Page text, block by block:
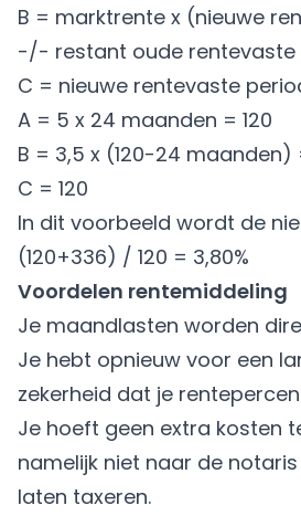
B = marktrente x (nieuwe
-/- restant oude rentevaste
C = nieuwe rentevaste
A = 5 x 24 maanden = 120
B = 3,5 x (120-24 maanden)
C = 120
In dit voorbeeld wordt de
(120+336) / 120 = 3,80%
Voordelen rentemiddeling
Je maandlasten worden
Je hebt opnieuw voor een
zekerheid dat je
Je hoeft geen extra kosten
namelijk niet naar de
laten taxeren.